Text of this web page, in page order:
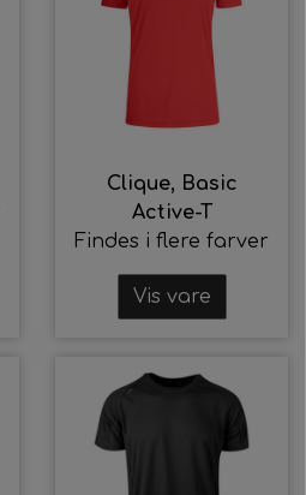
Clique, Basic
Active-T
Findes i flere farver
Vis vare